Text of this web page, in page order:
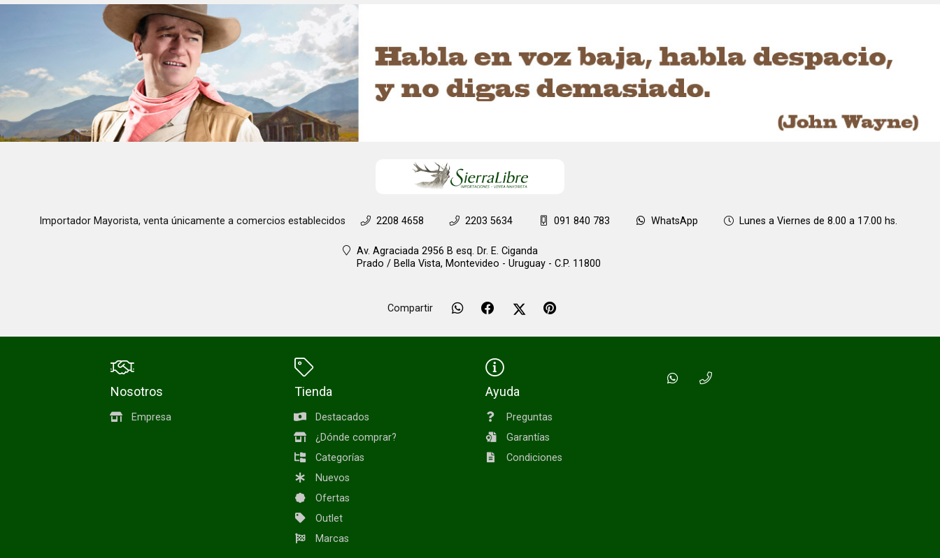
Importador Mayorista, venta únicamente a comercios establecidos 2208 4658 2203 5634 091 840 783 WhatsApp Lunes a Viernes de 8.00 a 17.00 hs.
Av. Agraciada 2956 B esq. Dr. E. Ciganda
Prado / Bella Vista, Montevideo - Uruguay - C.P. 11800
Compartir
Nosotros
Empresa
Tienda
Destacados
¿Dónde comprar?
Categorías
Nuevos
Ofertas
Outlet
Marcas
Ayuda
Preguntas
Garantías
Condiciones